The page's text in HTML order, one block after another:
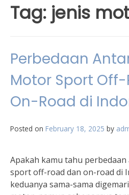
Tag: jenis
Perbedaan
Motor Sport
On-Road di
Posted on February 18, 2025 by
Apakah kamu tahu
sport off-road dan on-road di
keduanya sama-sama